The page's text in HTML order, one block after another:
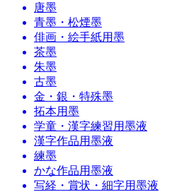
唐墨
青墨・松煙墨
俳画・絵手紙用墨
茶墨
朱墨
古墨
金・銀・特殊墨
拓本用墨
学童・漢字練習用墨液
漢字作品用墨液
練墨
かな作品用墨液
写経・賞状・細字用墨液